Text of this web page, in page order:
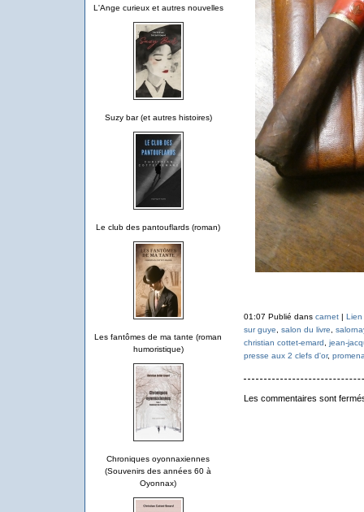
L'Ange curieux et autres nouvelles
Suzy bar (et autres histoires)
Le club des pantouflards (roman)
Les fantômes de ma tante (roman
humoristique)
Chroniques oyonnaxiennes
(Souvenirs des années 60 à
Oyonnax)
01:07 Publié dans carnet| Lien
sur guye, salon du livre,
christian cottet-emard, jean-
presse aux 2 clefs d'or,
Les commentaires sont